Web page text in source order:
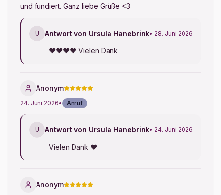
und fundiert. Ganz liebe Grüße <3
U Antwort von Ursula Hanebrink• 28. Juni 2026
♥♥♥♥ Vielen Dank
Anonym
24. Juni 2026• Anruf
U Antwort von Ursula Hanebrink• 24. Juni 2026
Vielen Dank ♥
Anonym